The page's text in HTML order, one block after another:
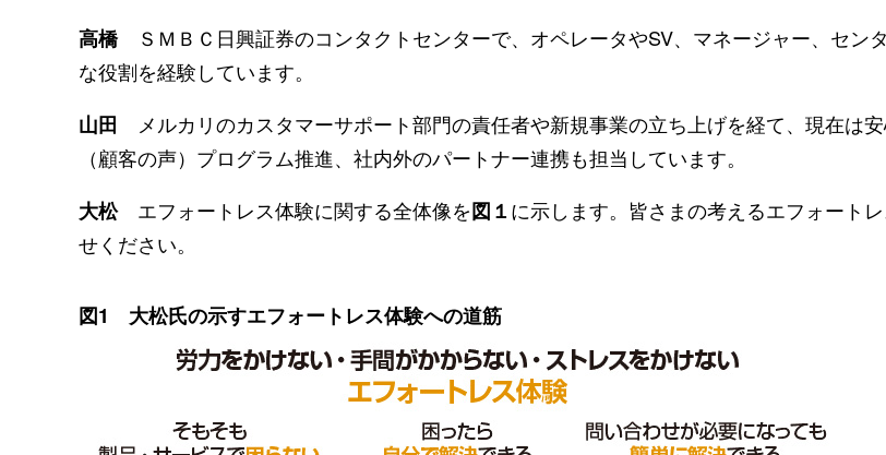
高橋ＳＭＢＣ日興証券のコンタクトセンターで、オペレータやSV、マネージャー、セン
な役割を経験しています。
山田 メルカリのカスタマーサポート部門の責任者や新規事業の立ち上げを経て、現在は
（顧客の声）プログラム推進、社内外のパートナー連携も担当しています。
大松エフォートレス体験に関する全体像を図１に示します。皆さまの考えるエフォート
せください。
図1 大松氏の示すエフォートレス体験への道筋